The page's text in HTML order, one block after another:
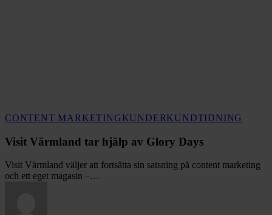
CONTENT MARKETINGKUNDERKUNDTIDNING
av
Glory
Visit Värmland tar hjälp av Glory Days
Visit Värmland väljer att fortsätta sin satsning på content marketing
och ett eget magasin –…